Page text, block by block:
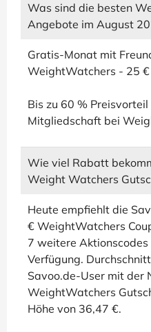
Was sind die besten
Angebote im August
Gratis-Monat mit
WeightWatchers - 25
Bis zu 60 %
Mitgliedschaft bei
Wie viel Rabatt
Weight Watchers
Heute empfiehlt die
€ WeightWatchers
7 weitere
Verfügung.
Savoo.de-User mit der
WeightWatchers
Höhe von 36,47 €.